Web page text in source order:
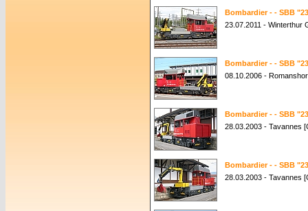
Bombardier - - SBB
23.07.2011 - Winterthur
Bombardier - - SBB
08.10.2006 -
Bombardier - - SBB
28.03.2003 - Tavannes
Bombardier - - SBB
28.03.2003 - Tavannes